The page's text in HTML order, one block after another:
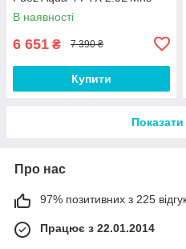
В наявності
6 651 ₴ 7 390 ₴
Купити
Про нас
97% позитивних з 225
Працює з 22.01.2014